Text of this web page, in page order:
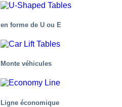
en forme de U ou E
Monte véhicules
Ligne économique